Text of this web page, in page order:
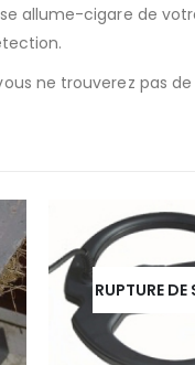
allume-cigare de
ne trouverez pas
RUPTURE